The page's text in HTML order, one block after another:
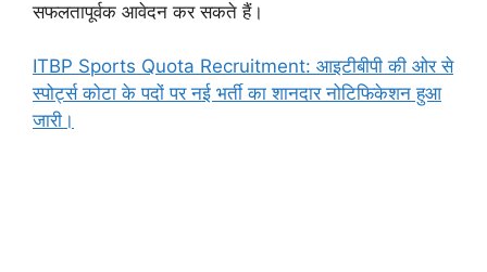
सफलतापूर्वक आवेदन कर सकते हैं।
ITBP Sports Quota Recruitment: आइटीबीपी की ओर से
स्पोर्ट्स कोटा के पदों पर नई भर्ती का शानदार नोटिफिकेशन हुआ
जारी।